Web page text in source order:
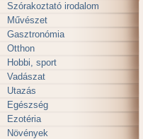
Szórakoztató irodalom
Művészet
Gasztronómia
Otthon
Hobbi, sport
Vadászat
Utazás
Egészség
Ezotéria
Növények